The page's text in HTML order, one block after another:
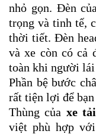
nhỏ gọn. Đèn
trọng và tinh tế,
thời tiết. Đèn
và xe còn có cả
toàn khi người
Phần bệ bước
rất tiện lợi để
Thùng của xe
việt phù hợp